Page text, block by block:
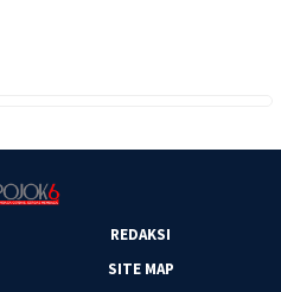
REDAKSI
SITE MAP